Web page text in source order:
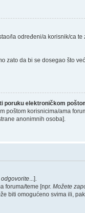
la određeni/a korisnik/ca
zato da bi se dosegao što
poruku elektroničkom
poštom korisnicima/ama
anonimnih osoba].
odgovorite...].
foruma/teme [npr. Možete
biti omogućeno svima ili,